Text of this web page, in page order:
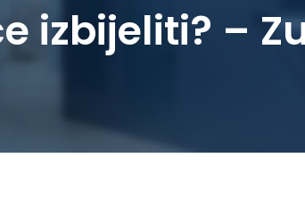
izbijeliti? –